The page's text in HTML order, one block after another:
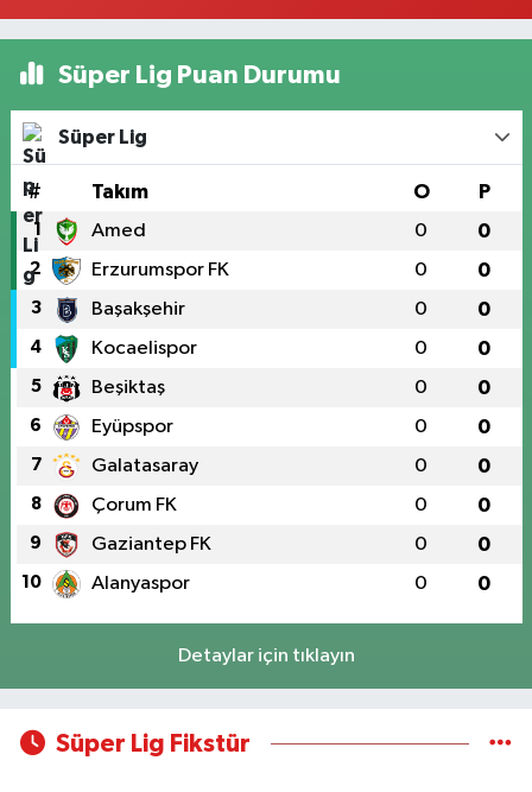
Süper Lig Puan Durumu
Süper Lig
# Takım O P
1 Amed 0 0
2 Erzurumspor FK 0 0
3 Başakşehir 0 0
4 Kocaelispor 0 0
5 Beşiktaş 0 0
6 Eyüpspor 0 0
7 Galatasaray 0 0
8 Çorum FK 0 0
9 Gaziantep FK 0 0
10 Alanyaspor 0 0
Detaylar için tıklayın
Süper Lig Fikstür